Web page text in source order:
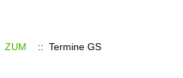
ZUM :: Termine GS